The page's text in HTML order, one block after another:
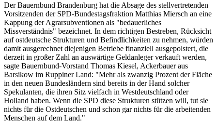
Der Bauernbund Brandenburg hat die Absage des stellvertretenden
Vorsitzenden der SPD-Bundestagsfraktion Matthias Miersch an eine
Kappung der Agrarsubventionen als "bedauerliches
Missverständnis" bezeichnet. In dem richtigen Bestreben, Rücksicht
auf ostdeutsche Strukturen und Befindlichkeiten zu nehmen, würden
damit ausgerechnet diejenigen Betriebe finanziell ausgepolstert, die
derzeit in großer Zahl an auswärtige Geldanleger verkauft werden,
sagte Bauernbund-Vorstand Thomas Kiesel, Ackerbauer aus
Barsikow im Ruppiner Land: "Mehr als zwanzig Prozent der Fläche
in den neuen Bundesländern sind bereits in der Hand solcher
Spekulanten, die ihren Sitz vielfach in Westdeutschland oder
Holland haben. Wenn die SPD diese Strukturen stützen will, tut sie
nichts für die Ostdeutschen und schon gar nichts für die arbeitenden
Menschen auf dem Land."